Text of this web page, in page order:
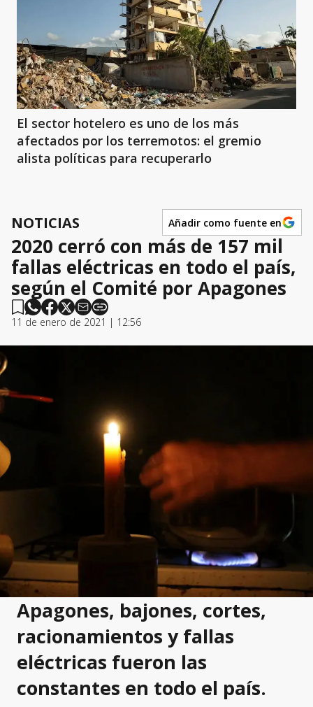
El sector hotelero es uno de los más
afectados por los terremotos: el gremio
alista políticas para recuperarlo
NOTICIAS Añadir como fuente en
2020 cerró con más de 157 mil
fallas eléctricas en todo el país,
según el Comité por Apagones
11 de enero de 2021 | 12:56
Apagones, bajones, cortes,
racionamientos y fallas
eléctricas fueron las
constantes en todo el país.